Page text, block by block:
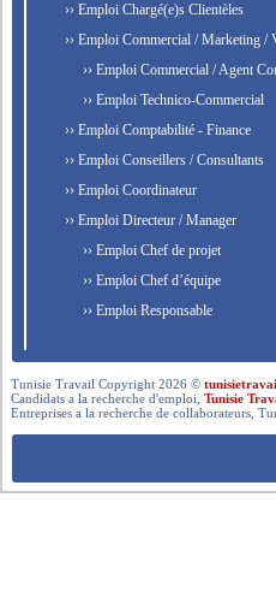
›› Emploi Chargé(e)s Clientèles
›› Emploi Commercial / Marketing /
›› Emploi Commercial / Agent
›› Emploi Technico-Commercial
›› Emploi Comptabilité - Finance
›› Emploi Conseillers / Consultants
›› Emploi Coordinateur
›› Emploi Directeur / Manager
›› Emploi Chef de projet
›› Emploi Chef d’équipe
›› Emploi Responsable
Tunisie Travail Copyright 2026 ©
Candidats a la recherche d'emploi,Tunisie
Entreprises a la recherche de collaborateurs,